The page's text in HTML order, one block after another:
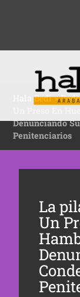
Hala Bedi>
Denunciando
Penitenciarios
La
Un